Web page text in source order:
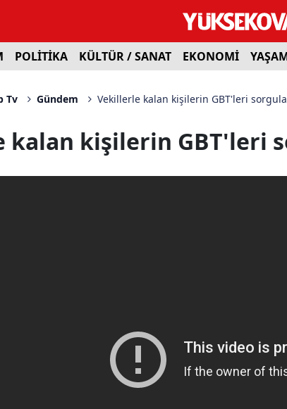
POLİTİKA KÜLTÜR / SANAT EKONOMİ
Tv Gündem Vekillerle kalan kişilerin GBT'leri
kalan kişilerin GBT'leri